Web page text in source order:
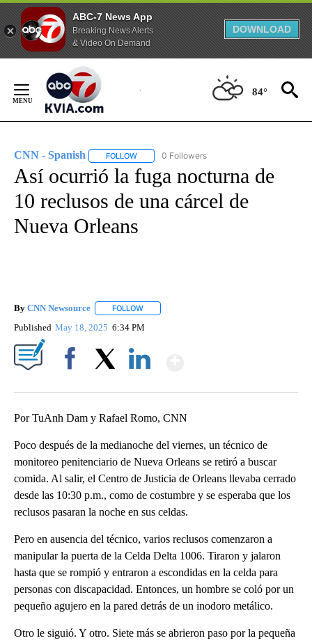
ABC-7 News App
Breaking News Alerts
& Video On Demand
DOWNLOAD
Content
84°
CNN - Spanish FOLLOW FOLLOW "CNN - SPANISH" TO RECEIVE
0 Followers
Así ocurrió la fuga nocturna de
10 reclusos de una cárcel de
Nueva Orleans
By CNN Newsource FOLLOW
Published May 18, 2025 6:34 PM
Por TuAnh Dam y Rafael Romo, CNN
Poco después de la medianoche del viernes, un técnico de
monitoreo penitenciario de Nueva Orleans se retiró a buscar
comida. Al salir, el Centro de Justicia de Orleans llevaba cerrado
desde las 10:30 p.m., como de costumbre y se esperaba que los
reclusos pasaran la noche en sus celdas.
Pero en ausencia del técnico, varios reclusos comenzaron a
manipular la puerta de la Celda Delta 1006. Tiraron y jalaron
hasta que se rompió y entraron a escondidas en la celda para
personas con discapacidad. Entonces, un hombre se coló por un
pequeño agujero en la pared detrás de un inodoro metálico.
Otro le siguió. Y otro. Siete más se abrieron paso por la pequeña